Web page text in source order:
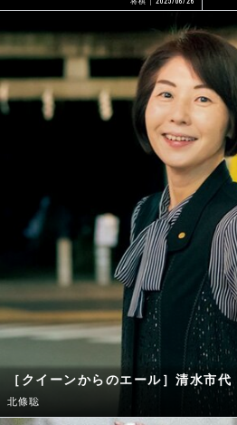
［クイーンからのエール］清水市代
北條聡